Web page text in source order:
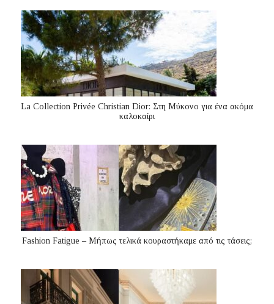
La Collection Privée Christian Dior: Στη Μύκονο για ένα ακόμα
καλοκαίρι
Fashion Fatigue – Μήπως τελικά κουραστήκαμε από τις τάσεις;